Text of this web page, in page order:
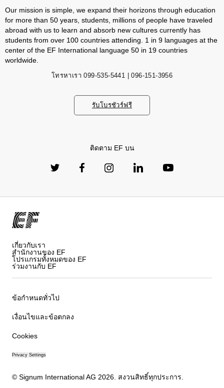
Our mission is simple, we expand their horizons through education
for more than 50 years, students, millions of people have traveled
abroad with us to learn and absorb new cultures currently has
students from over 100 countries attending. 1 in 9 languages ​​at the
center of the EF International language 50 in 19 countries
worldwide.
โทรหาเรา 099-535-5441 | 096-151-3956
รับโบรชัวร์ฟรี
ติดตาม EF บน
เกี่ยวกับเรา
สำนักงานของ EF
โปรแกรมทั้งหมดของ EF
ร่วมงานกับ EF
ข้อกำหนดทั่วไป
เงื่อนไขและข้อตกลง
Cookies
Privacy Settings
© Signum International AG 2026. สงวนสิทธิ์ทุกประการ.